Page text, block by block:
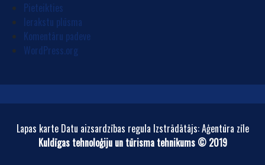
Pieteikties
Ierakstu plūsma
Komentāru padeve
WordPress.org
Lapas karte Datu aizsardzības regula Izstrādātājs: Aģentūra zīle
Kuldīgas tehnoloģiju un tūrisma tehnikums © 2019